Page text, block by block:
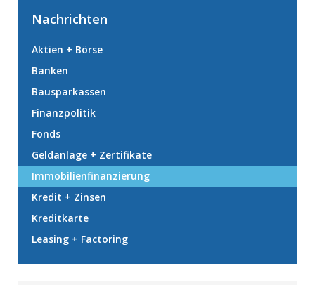
Nachrichten
Aktien + Börse
Banken
Bausparkassen
Finanzpolitik
Fonds
Geldanlage + Zertifikate
Immobilienfinanzierung
Kredit + Zinsen
Kreditkarte
Leasing + Factoring